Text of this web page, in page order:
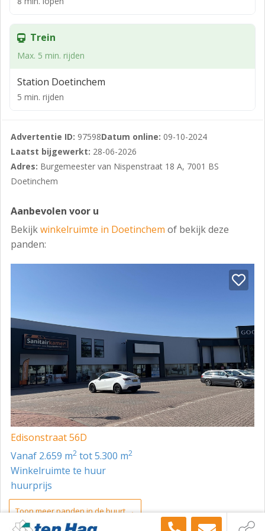
Centrumdoeleinden.
HUURGEGEVENS
- Huurprijs: € 120,-- per m² per jaar, te vermeerderen
met BTW.
- Huurperiode: 10 jaar plus 2 x 5 verlengingsjaren.
- Huurbetaling: per maand vooruit.
- Indexering: jaarlijks conform CPI reeks “Alle
datum oplevering.
- Huurovereenkomst: ROZ Model 2012, aangevuld met
(complex specifieke) bepalingen van verhuurder.
- Zekerheidsstelling: bankgarantie ten bedrage van 3
- Staat van oplevering: het gehuurde wordt door
verhuurder aan huurder in principe in huidige staat, als
ware casco, ontdaan van handelsvoorraden, losse
interieurdelen; voor het overige leeg en bezemschoon
opgeleverd. Toiletgroep, verwarming verlichting en
sprinklerinstallatie zijn reeds aanwezig.
- Bijzonderheid: de ruimte is bijzonder geschikt als
winkel/showroom voor woonaccessoires, health &
body of lifestyle/interieur & trends.
- Voorbehouden: definitieve goedkeuring van
verhuurder.
METRAGE/INDELING
- Begane grond: circa 2.877 m² b.v.o.
Trein
Max. 5 min. rijden
Station Doetinchem
5 min. rijden
Advertentie ID: 97598Datum online: 09-10-2024
Laatst bijgewerkt: 28-06-2026
Adres: Burgemeester van Nispenstraat 18 A, 7001 BS
Doetinchem
Aanbevolen voor u
Bekijkwinkelruimte in Doetinchem of bekijk deze
panden:
Edisonstraat 56D
vanaf 2.659 m2 tot 5.300 m2
Winkelruimte te huur
huurprijs
Toon meer panden in de buurt →
Ten Hag Makelaarsgroep